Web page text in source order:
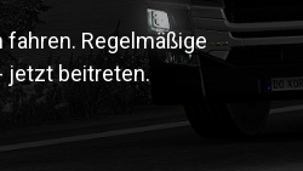
Regelmäßige
jetzt beitreten.